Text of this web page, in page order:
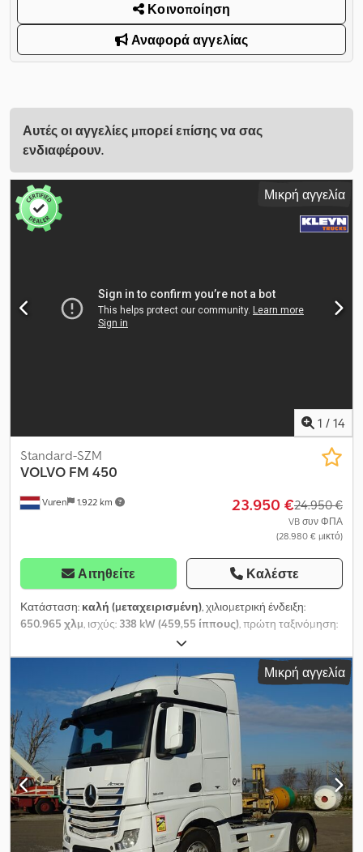
Κοινοποίηση
Αναφορά αγγελίας
Αυτές οι αγγελίες μπορεί επίσης να σας
ενδιαφέρουν.
Μικρή αγγελία
1 / 14
Vuren 1.922 km
Standard-SZM
VOLVO FM 450
23.950 €24.950 €
VB συν ΦΠΑ
(28.980 € μικτό)
Αιτηθείτε Καλέστε
Κατάσταση: καλή (μεταχειρισμένη), χιλιομετρική ένδειξη:
650.965 χλμ , ισχύς: 338 kW (459,55 ίππους) , πρώτη ταξινόμηση:
ντίζελ, μέγεθος ελαστικού:
315/70R22,5, διάταξη αξόνων:4x2, μεταξόνιο:3.800 χιλ., καύσιμο:
λευκό , καμπίνα οδηγού:καμπίνα ύπνου, τύπος
μετάδοσης:αυτόματο, αριθμός ταχυτήτων:12
εκπομπών:Euro 6, ανάρτηση:χάλυβας-αέρας
, συνολικό μήκος:
5.990 χιλ., συνολικό πλάτος: 2.550 χιλ. , συνολικό ύψος:
χιλ., Έτος κατασκευής:2019 , Εξοπλισμός:
ηλεκτρικά ρυθμιζόμενος καθρέφτης, ηλεκτρική ρύθμιση
παραθύρων, κεντρικό κλείδωμα, κλιματισμός, σύστημα
αυτόματου ελέγχου ταχύτητας, σύστημα ελέγχου
πρόσφυσης, σύστημα θέρμανσης στάθμευσης, σύστημα
πλοήγησης, = Επιπλέον επιλογές και αξεσουάρ = -
Θερμαινόμενοι καθρέφτες - Ψηφιακός ταχογράφος - Συσκευή
Μικρή αγγελία